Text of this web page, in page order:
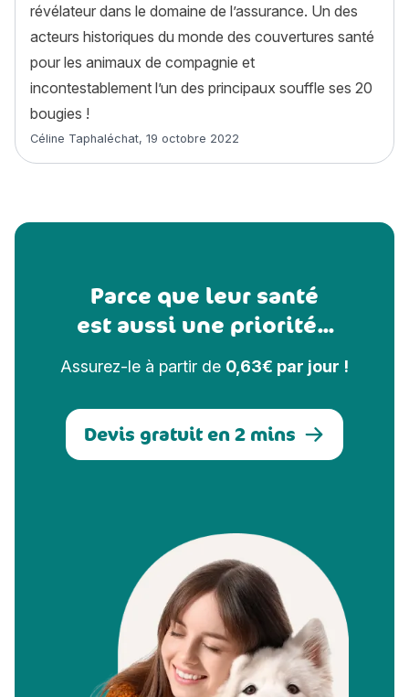
révélateur dans le domaine de l’assurance. Un des
acteurs historiques du monde des couvertures santé
pour les animaux de compagnie et
incontestablement l’un des principaux souffle ses 20
bougies !
Article rédigé par
Céline Taphaléchat, 19 octobre 2022
Parce que leur santé
est aussi une priorité...
Assurez-le à partir de 0,63€ par jour !
Devis gratuit en 2 mins